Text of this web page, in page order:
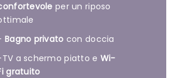
per un riposo
Bagno privato con doccia
a schermo piatto e Wi-
gratuito